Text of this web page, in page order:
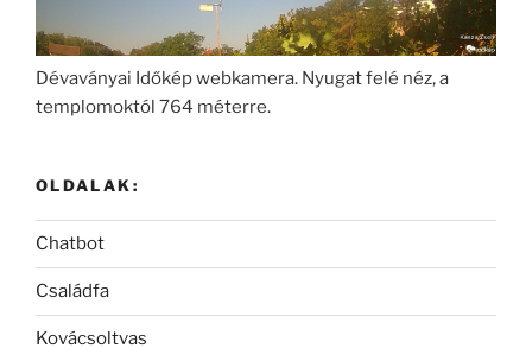
Dévaványai Időkép webkamera. Nyugat felé néz, a
templomoktól 764 méterre.
OLDALAK:
Chatbot
Családfa
Kovácsoltvas